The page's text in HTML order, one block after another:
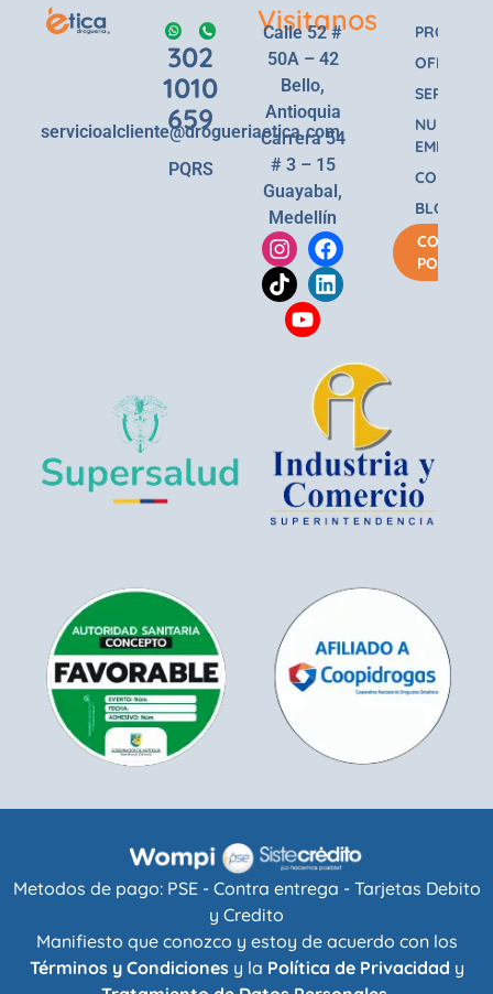
302
1010
659
servicioalcliente@drogueriaetica.com
PQRS
Visitanos
Calle 52 #
50A – 42
Bello,
Antioquia
Carrera 54
# 3 – 15
Guayabal,
Medellín
OFERTAS
SERVICIOS
NUESTRA
EMPRESA
BLOG
COMPRA
POR
Metodos de pago: PSE - Contra entrega - Tarjetas Debito
y Credito
Manifiesto que conozco y estoy de acuerdo con los
Términos y Condicionesy la Política de Privacidad y